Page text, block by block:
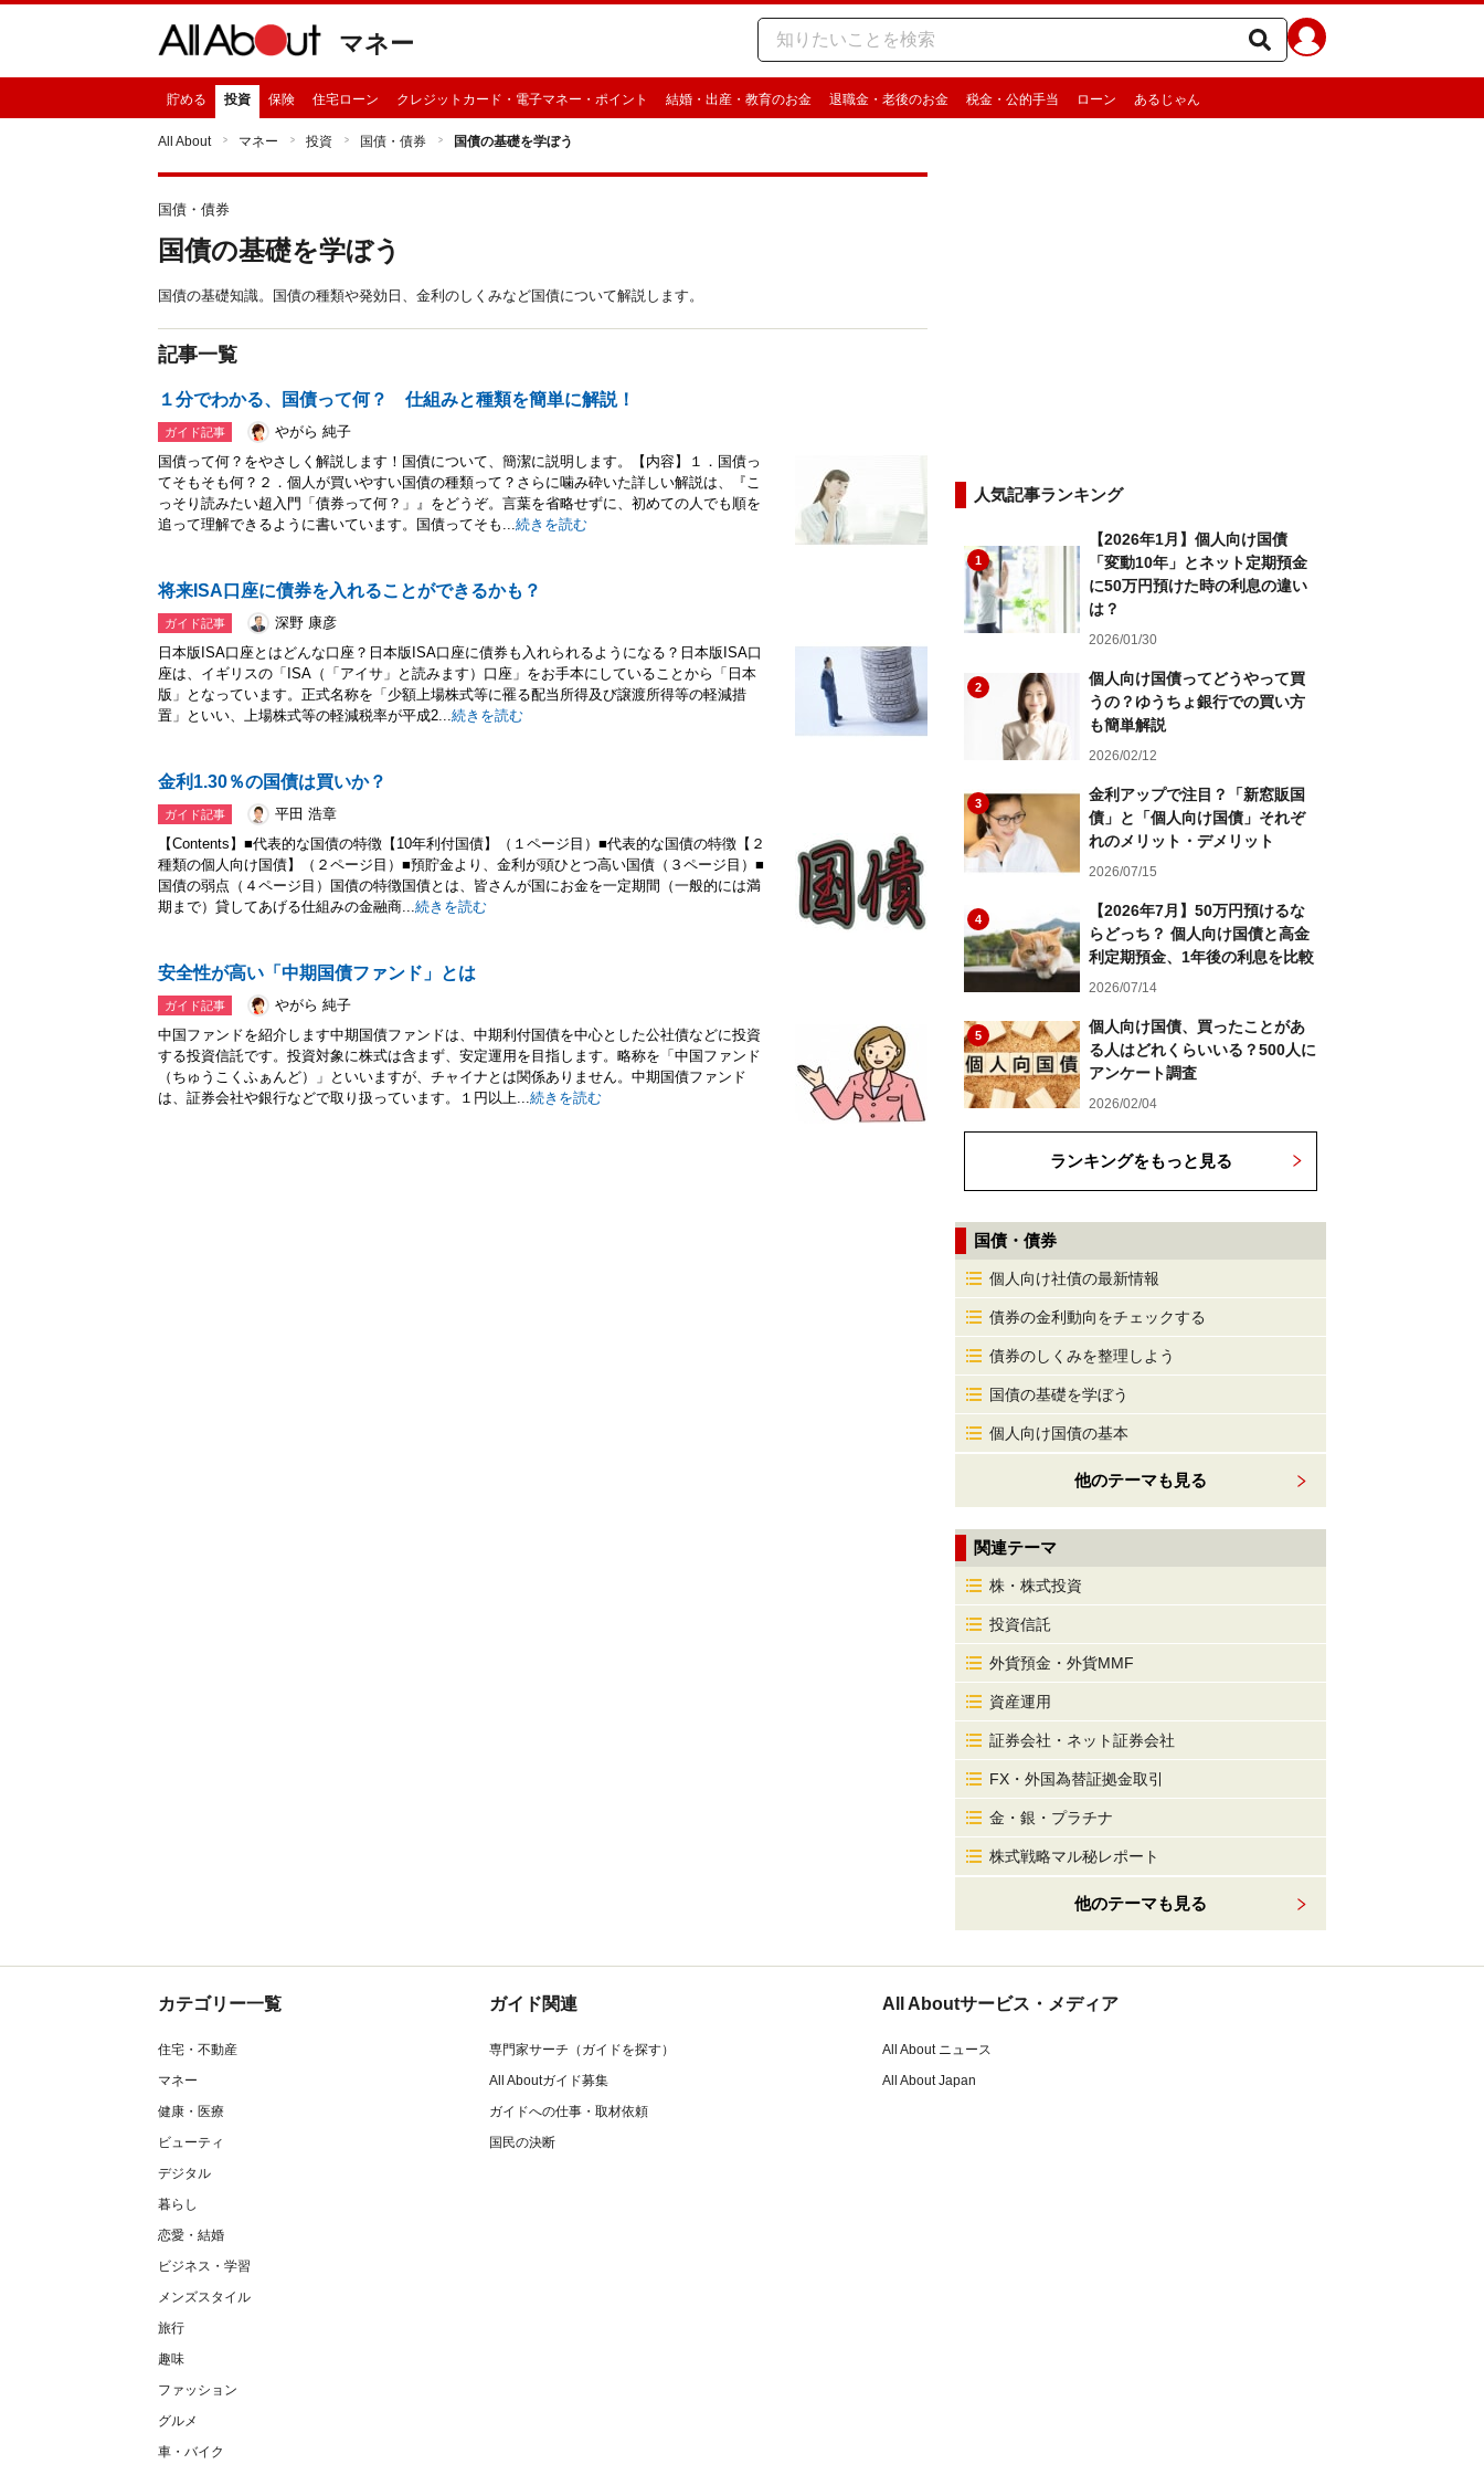
マネー
貯める 投資 保険 住宅ローン クレジットカード・電子マネー・ポイント 結婚・出産・教育のお金 退職金・老後のお金 税金・公的手当 ローン あるじゃん
All About マネー 投資 国債・債券 国債の基礎を学ぼう
国債・債券
国債の基礎を学ぼう
国債の基礎知識。国債の種類や発効日、金利のしくみなど国債について解説します。
記事一覧
１分でわかる、国債って何？ 仕組みと種類を簡単に解説！
ガイド記事
やがら 純子
国債って何？をやさしく解説します！国債について、簡潔に説明します。【内容】１．国債っ
てそもそも何？２．個人が買いやすい国債の種類って？さらに噛み砕いた詳しい解説は、『こ
っそり読みたい超入門「債券って何？」』をどうぞ。言葉を省略せずに、初めての人でも順を
追って理解できるように書いています。国債ってそも...続きを読む
将来ISA口座に債券を入れることができるかも？
ガイド記事
深野 康彦
日本版ISA口座とはどんな口座？日本版ISA口座に債券も入れられるようになる？日本版ISA口
座は、イギリスの「ISA（「アイサ」と読みます）口座」をお手本にしていることから「日本
版」となっています。正式名称を「少額上場株式等に罹る配当所得及び譲渡所得等の軽減措
置」といい、上場株式等の軽減税率が平成2...続きを読む
金利1.30％の国債は買いか？
ガイド記事
平田 浩章
【Contents】■代表的な国債の特徴【10年利付国債】（１ページ目）■代表的な国債の特徴【２
種類の個人向け国債】（２ページ目）■預貯金より、金利が頭ひとつ高い国債（３ページ目）■
国債の弱点（４ページ目）国債の特徴国債とは、皆さんが国にお金を一定期間（一般的には満
期まで）貸してあげる仕組みの金融商...続きを読む
安全性が高い「中期国債ファンド」とは
ガイド記事
やがら 純子
中国ファンドを紹介します中期国債ファンドは、中期利付国債を中心とした公社債などに投資
する投資信託です。投資対象に株式は含まず、安定運用を目指します。略称を「中国ファンド
（ちゅうこくふぁんど）」といいますが、チャイナとは関係ありません。中期国債ファンド
は、証券会社や銀行などで取り扱っています。１円以上...続きを読む
人気記事ランキング
1
【2026年1月】個人向け国債
「変動10年」とネット定期預金
に50万円預けた時の利息の違い
は？
2026/01/30
2
個人向け国債ってどうやって買
うの？ゆうちょ銀行での買い方
も簡単解説
2026/02/12
3
金利アップで注目？「新窓販国
債」と「個人向け国債」それぞ
れのメリット・デメリット
2026/07/15
4
【2026年7月】50万円預けるな
らどっち？ 個人向け国債と高金
利定期預金、1年後の利息を比較
2026/07/14
5
個人向け国債、買ったことがあ
る人はどれくらいいる？500人に
アンケート調査
2026/02/04
ランキングをもっと見る
国債・債券
個人向け社債の最新情報
債券の金利動向をチェックする
債券のしくみを整理しよう
国債の基礎を学ぼう
個人向け国債の基本
他のテーマも見る
関連テーマ
株・株式投資
投資信託
外貨預金・外貨MMF
資産運用
証券会社・ネット証券会社
FX・外国為替証拠金取引
金・銀・プラチナ
株式戦略マル秘レポート
他のテーマも見る
カテゴリー一覧
住宅・不動産
マネー
健康・医療
ビューティ
デジタル
暮らし
恋愛・結婚
ビジネス・学習
メンズスタイル
旅行
趣味
ファッション
グルメ
車・バイク
ガイド関連
専門家サーチ（ガイドを探す）
All Aboutガイド募集
ガイドへの仕事・取材依頼
国民の決断
All Aboutサービス・メディア
All About ニュース
All About Japan